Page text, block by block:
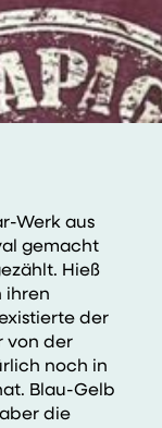
Werk aus
gemacht
Hieß
ihren
der
von der
noch in
Blau-Gelb
die